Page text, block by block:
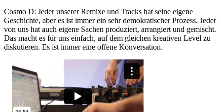
Cosmo D: Jeder unserer Remixe und Tracks hat seine eigene
Geschichte, aber es ist immer ein sehr demokratischer Prozess. Jeder
von uns hat auch eigene Sachen produziert, arrangiert und gemischt.
Das macht es für uns einfach, auf dem gleichen kreativen Level zu
diskutieren. Es ist immer eine offene Konversation.